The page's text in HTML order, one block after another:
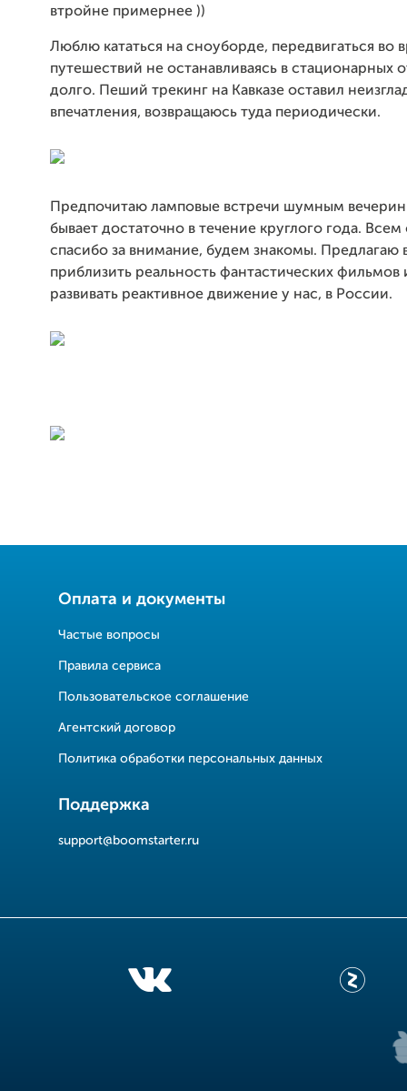
втройне примернее ))
Люблю кататься на сноуборде, передвигаться во
путешествий не останавливаясь в стационарных
долго. Пеший трекинг на Кавказе оставил
впечатления, возвращаюсь туда периодически.
Предпочитаю ламповые встречи шумным
бывает достаточно в течение круглого года.
спасибо за внимание, будем знакомы. Предлагаю
приблизить реальность фантастических фильмов
развивать реактивное движение у нас, в России.
Оплата и документы
Частые вопросы
Правила сервиса
Пользовательское соглашение
Агентский договор
Политика обработки персональных данных
Поддержка
support@boomstarter.ru